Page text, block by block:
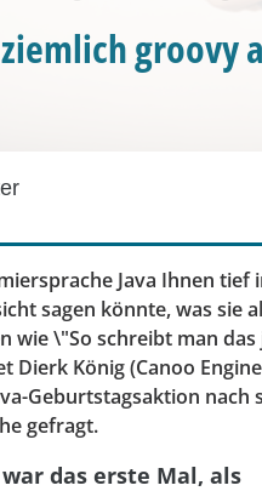
groovy
Java Ihnen
sagen könnte, was sie
wie \"So schreibt man
Dierk König (Canoo
Geburtstagsaktion nach
gefragt.
das erste Mal, als